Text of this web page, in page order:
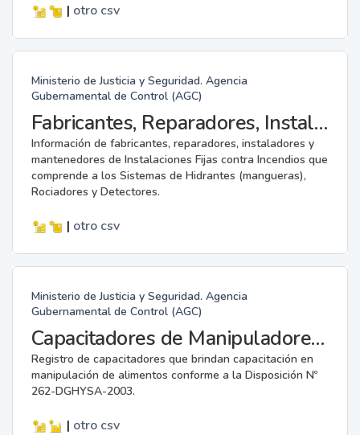
| otro csv
Ministerio de Justicia y Seguridad. Agencia
Gubernamental de Control (AGC)
Fabricantes, Reparadores, Instaladores y Mantenedores de Instalaciones Fijas contra Incendios.
Información de fabricantes, reparadores, instaladores y
mantenedores de Instalaciones Fijas contra Incendios que
comprende a los Sistemas de Hidrantes (mangueras),
Rociadores y Detectores.
| otro csv
Ministerio de Justicia y Seguridad. Agencia
Gubernamental de Control (AGC)
Capacitadores de Manipuladores de Alimentos.
Registro de capacitadores que brindan capacitación en
manipulación de alimentos conforme a la Disposición Nº
262-DGHYSA-2003.
| otro csv